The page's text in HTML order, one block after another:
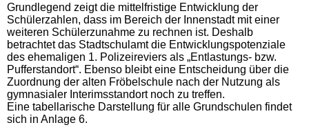
Grundlegend zeigt die mittelfristige Entwicklung der
Schülerzahlen, dass im Bereich der Innenstadt mit einer
weiteren Schülerzunahme zu rechnen ist. Deshalb
betrachtet das Stadtschulamt die Entwicklungspotenziale
des ehemaligen 1. Polizeireviers als „Entlastungs- bzw.
Pufferstandort“. Ebenso bleibt eine Entscheidung über die
Zuordnung der alten Fröbelschule nach der Nutzung als
gymnasialer Interimsstandort noch zu treffen.
Eine tabellarische Darstellung für alle Grundschulen findet
sich in Anlage 6.